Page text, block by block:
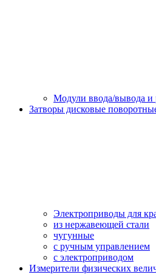
Модули ввода/вывода и
Затворы дисковые
Электроприводы для
из нержавеющей стали
чугунные
с ручным управлением
c электроприводом
Измерители физических